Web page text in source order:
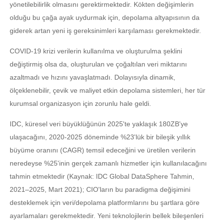
yönetilebilirlik olmasını gerektirmektedir. Kökten değişimlerin
olduğu bu çağa ayak uydurmak için, depolama altyapısının da
giderek artan yeni iş gereksinimleri karşılaması gerekmektedir.
COVID-19 krizi verilerin kullanılma ve oluşturulma şeklini
değiştirmiş olsa da, oluşturulan ve çoğaltılan veri miktarını
azaltmadı ve hızını yavaşlatmadı. Dolayısıyla dinamik,
ölçeklenebilir, çevik ve maliyet etkin depolama sistemleri, her tür
kurumsal organizasyon için zorunlu hale geldi.
IDC, küresel veri büyüklüğünün 2025'te yaklaşık 180ZB'ye
ulaşacağını, 2020-2025 döneminde %23'lük bir bileşik yıllık
büyüme oranını (CAGR) temsil edeceğini ve üretilen verilerin
neredeyse %25'inin gerçek zamanlı hizmetler için kullanılacağını
tahmin etmektedir (Kaynak: IDC Global DataSphere Tahmin,
2021–2025, Mart 2021); CIO'ların bu paradigma değişimini
desteklemek için veri/depolama platformlarını bu şartlara göre
ayarlamaları gerekmektedir. Yeni teknolojilerin bellek bileşenleri